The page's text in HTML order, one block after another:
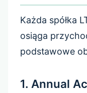
Każda spółka
osiąga
podstawowe
1. Annual